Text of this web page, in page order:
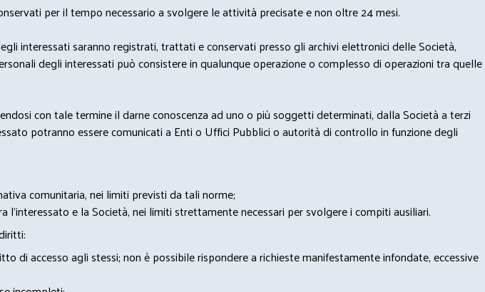
per il tempo necessario a svolgere le attività precisate e non oltre 24 mesi.
interessati saranno registrati, trattati e conservati presso gli archivi elettronici delle Società,
degli interessati può consistere in qualunque operazione o complesso di operazioni tra quelle
con tale termine il darne conoscenza ad uno o più soggetti determinati, dalla Società a terzi
potranno essere comunicati a Enti o Uffici Pubblici o autorità di controllo in funzione degli
comunitaria, nei limiti previsti da tali norme;
e la Società, nei limiti strettamente necessari per svolgere i compiti ausiliari.
di accesso agli stessi; non è possibile rispondere a richieste manifestamente infondate, eccessive